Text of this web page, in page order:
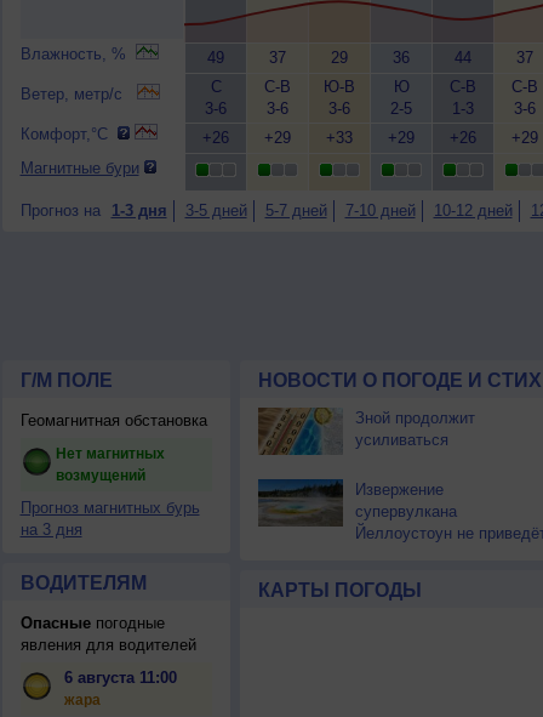
Влажность, %
Ветер, метр/с
Комфорт,°C
Магнитные бури
49
С
3-6
+26
37
С-В
3-6
+29
29
Ю-В
3-6
+33
36
Ю
2-5
+29
44
С-В
1-3
+26
37
С-В
3-6
+29
Прогноз на 1-3 дня 3-5 дней 5-7 дней 7-10 дней 10-12 дней
Г/М ПОЛЕ
Геомагнитная обстановка
Нет магнитных
возмущений
Прогноз магнитных бурь
на 3 дня
ВОДИТЕЛЯМ
Опасныепогодные
явления для водителей
6 августа 11:00
жара
НОВОСТИ О ПОГОДЕ И
Зной продолжит
усиливаться
Извержение
супервулкана
Йеллоустоун не
КАРТЫ ПОГОДЫ